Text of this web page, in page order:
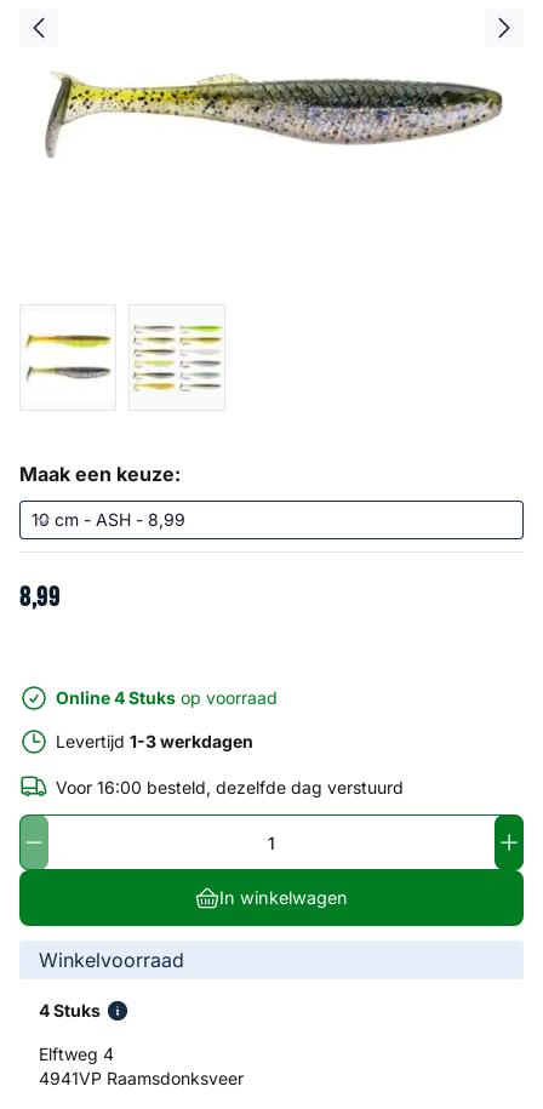
Maak een keuze:
8,99
Online 4 Stuks op voorraad
Levertijd 1-3 werkdagen
Voor 16:00 besteld, dezelfde dag verstuurd
In winkelwagen
Winkelvoorraad
4 Stuks
Elftweg 4
4941VP Raamsdonksveer